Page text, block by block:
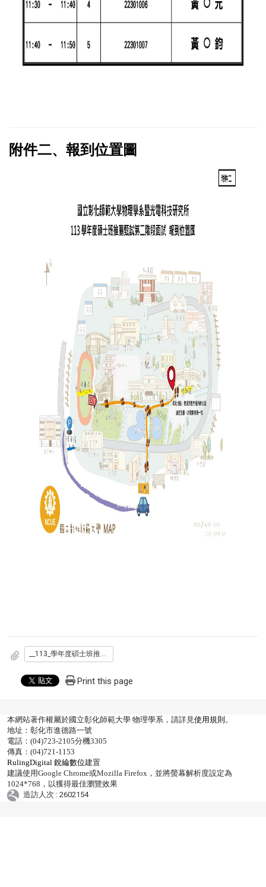
附件二、報到位置圖
__113_學年度碩士班推薦甄試面試資訊_物理系.pdf
Print this page
本網站著作權屬於國立彰化師範大學 物理學系，請詳見使用規則 。
地址：彰化市進德路一號
電話：(04)723-2105分機3305
傳真：(04)721-1153
RulingDigital 銳綸數位建置
建議使用Google Chrome或Mozilla Firefox，並將螢幕解析度設定為
1024*768，以獲得最佳瀏覽效果
造訪人次 : 2602154